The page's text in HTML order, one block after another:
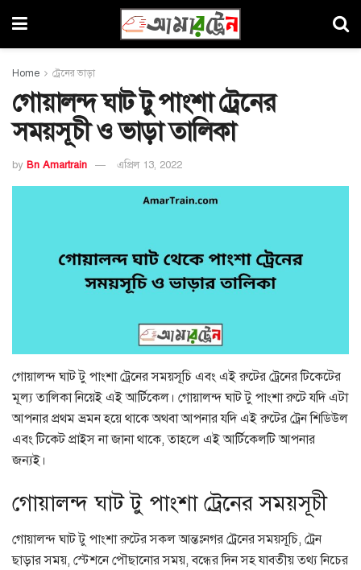
Home ট্রেনের ভাড়া
গোয়ালন্দ ঘাট টু পাংশা ট্রেনের
সময়সূচী ও ভাড়া তালিকা
by Bn Amartrain এপ্রিল 13, 2022
গোয়ালন্দ ঘাট টু পাংশা ট্রেনের সময়সূচি এবং এই রুটের ট্রেনের টিকেটের
মূল্য তালিকা নিয়েই এই আর্টিকেল। গোয়ালন্দ ঘাট টু পাংশা রুটে যদি এটা
আপনার প্রথম ভ্রমন হয়ে থাকে অথবা আপনার যদি এই রুটের ট্রেন শিডিউল
এবং টিকেট প্রাইস না জানা থাকে, তাহলে এই আর্টিকেলটি আপনার
জন্যই।
গোয়ালন্দ ঘাট টু পাংশা ট্রেনের সময়সূচী
গোয়ালন্দ ঘাট টু পাংশা রুটের সকল আন্তঃনগর ট্রেনের সময়সূচি, ট্রেন
ছাড়ার সময়, স্টেশনে পৌছানোর সময়, বন্ধের দিন সহ যাবতীয় তথ্য নিচের